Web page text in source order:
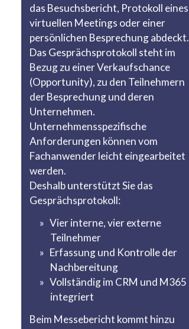
das Besuchsbericht, Protokoll eines
virtuellen Meetings oder einer
persönlichen Besprechung abdeckt.
Das Gesprächsprotokoll steht im
Bezug zu einer Verkaufschance
(Opportunity), zu den Teilnehmern
der Besprechung und deren
Unternehmen.
Unternehmensspezifische
Anforderungen können vom
Fachanwender leicht eingearbeitet
werden.
Deshalb unterstützt Sie das
Gesprächsprotokoll:
Vier interne, vier externe
Teilnehmer
Erfassung und Kontrolle der
Nachbereitung
Vollständig im CRM und M365
integriert
Beim Messebericht kommt hinzu